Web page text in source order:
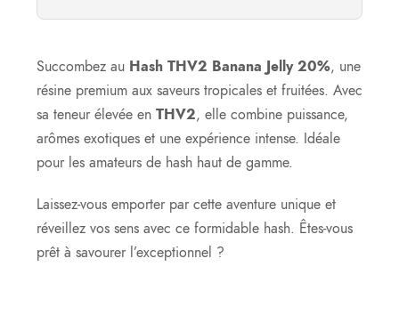
Succombez au Hash THV2 Banana Jelly 20%, une
résine premium aux saveurs tropicales et fruitées. Avec
sa teneur élevée en THV2, elle combine puissance,
arômes exotiques et une expérience intense. Idéale
pour les amateurs de hash haut de gamme.
Laissez-vous emporter par cette aventure unique et
réveillez vos sens avec ce formidable hash. Êtes-vous
prêt à savourer l’exceptionnel ?